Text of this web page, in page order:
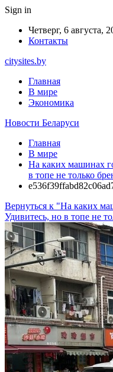
Sign in
Четверг, 6 августа,
Контакты
citysites.by
Главная
В мире
Экономика
Новости Беларуси
Главная
В мире
На каких машинах
в топе не только
Вернуться к "На каких
Удивитесь, но в топе не